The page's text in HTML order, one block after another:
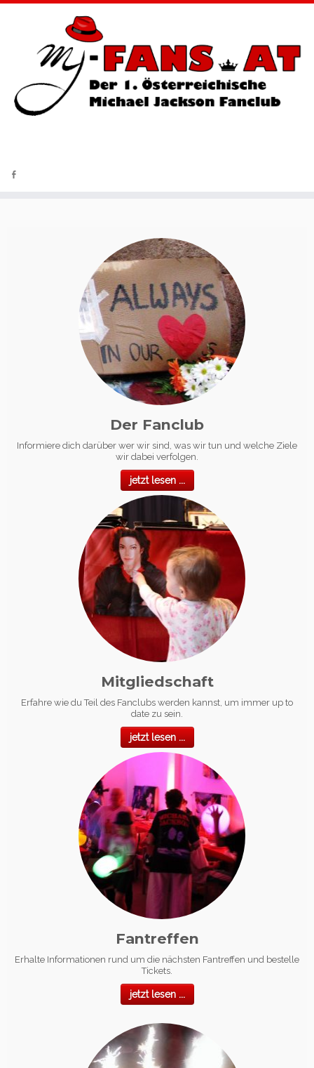
Der Fanclub
Informiere dich darüber wer wir sind, was wir tun und welche Ziele
wir dabei verfolgen.
jetzt lesen ...
Mitgliedschaft
Erfahre wie du Teil des Fanclubs werden kannst, um immer up to
date zu sein.
jetzt lesen ...
Fantreffen
Erhalte Informationen rund um die nächsten Fantreffen und bestelle
Tickets.
jetzt lesen ...